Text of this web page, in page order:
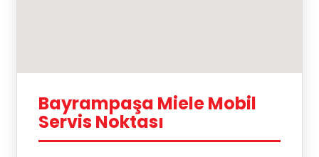
Bayrampaşa Miele Mobil
Servis Noktası